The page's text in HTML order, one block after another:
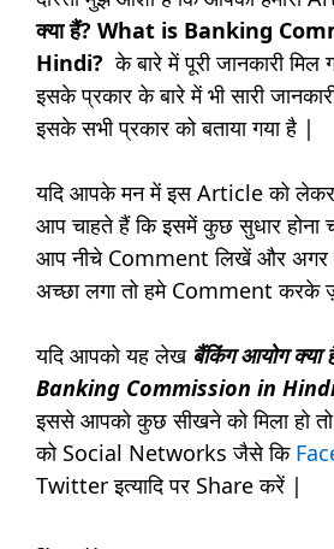
क्या हैं? What is Banking
Hindi? के बारे में पूरी जानकारी मिल
इसके प्रकार के बारे में भी सारी
इसके सभी प्रकार को बताया गया है |
यदि आपके मन में इस Article को
आप चाहते हैं कि इसमें कुछ सुधार होना
आप नीचे Comment लिखें और
अच्छा लगा तो हमे Comment करके
यदि आपको यह लेख बैंकिंग आयोग
Banking Commission in
इससे आपको कुछ सीखने को मिला हो
को Social Networks जैसे कि
Twitter इत्यादि पर Share करें |